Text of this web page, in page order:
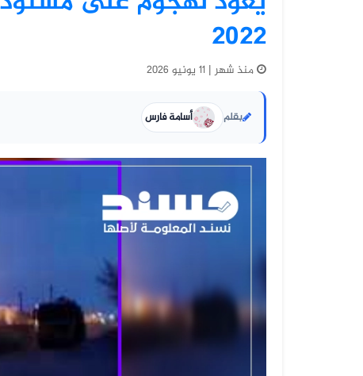
2022
منذ شهر | 11 يونيو 2026
بقلم أسامة فارس